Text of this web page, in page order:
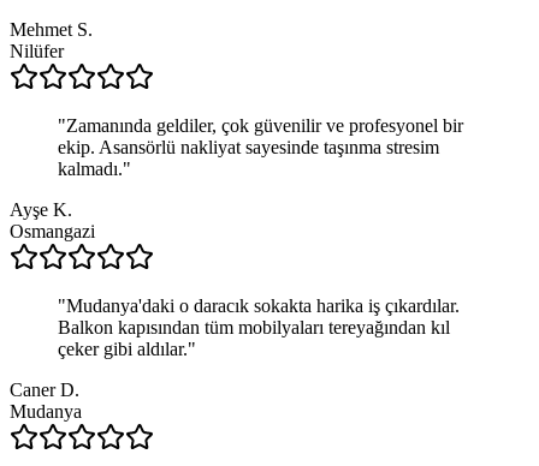
Mehmet S.
Nilüfer
"Zamanında geldiler, çok güvenilir ve profesyonel bir
ekip. Asansörlü nakliyat sayesinde taşınma stresim
kalmadı."
Ayşe K.
Osmangazi
"Mudanya'daki o daracık sokakta harika iş çıkardılar.
Balkon kapısından tüm mobilyaları tereyağından kıl
çeker gibi aldılar."
Caner D.
Mudanya